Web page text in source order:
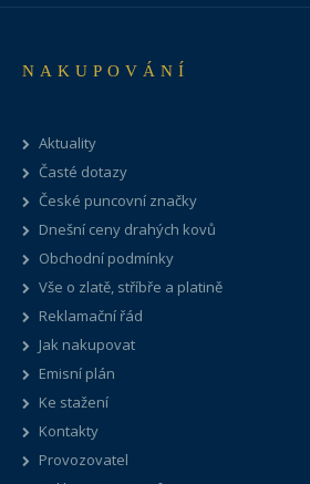
NAKUPOVÁNÍ
Aktuality
Časté dotazy
České puncovní značky
Dnešní ceny drahých kovů
Obchodní podmínky
Vše o zlatě, stříbře a platině
Reklamační řád
Jak nakupovat
Emisní plán
Ke stažení
Kontakty
Provozovatel